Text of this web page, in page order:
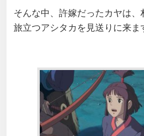
そんな中、許嫁だったカヤは、
旅立つアシタカを見送りに来ま